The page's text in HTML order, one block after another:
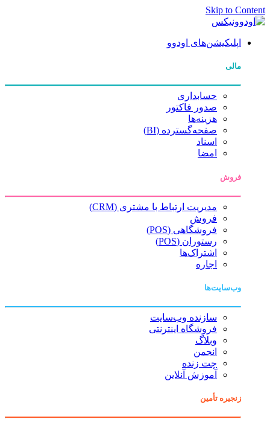
Skip to Content
اپلیکیشن‌های اودوو
مالی
حسابداری
صدور فاکتور
هزینه‌ها
صفحه‌گسترده (BI)
اسناد
امضا
فروش
مدیریت ارتباط با مشتری (CRM)
فروش
فروشگاهی (POS)
رستوران (POS)
اشتراک‌ها
اجاره
وب‌سایت‌ها
سازنده وب‌سایت
فروشگاه اینترنتی
وبلاگ
انجمن
چت زنده
آموزش آنلاین
زنجیره تأمین